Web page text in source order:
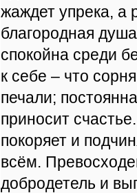
жаждет упрека, а
благородная
спокойна среди
к себе – что
печали;
приносит
покоряет и
всём.
добродетель и